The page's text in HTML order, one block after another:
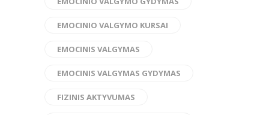
EMOCINIO VALGYMO KURSAI
EMOCINIS VALGYMAS
EMOCINIS VALGYMAS GYDYMAS
FIZINIS AKTYVUMAS